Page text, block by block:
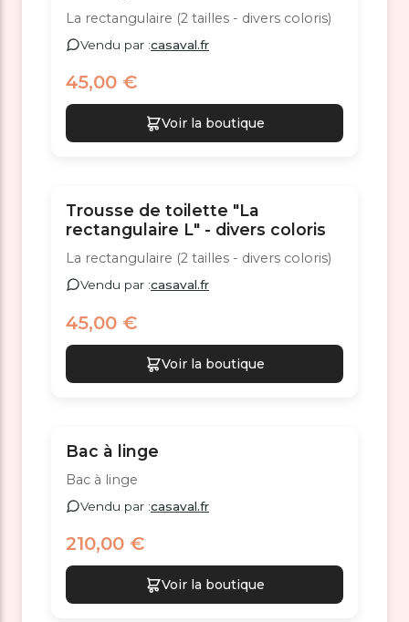
La rectangulaire (2 tailles - divers coloris)
Vendu par :casaval.fr
45,00 €
Voir la boutique
Trousse de toilette "La
rectangulaire L" - divers coloris
La rectangulaire (2 tailles - divers coloris)
Vendu par :casaval.fr
45,00 €
Voir la boutique
Bac à linge
Bac à linge
Vendu par :casaval.fr
210,00 €
Voir la boutique